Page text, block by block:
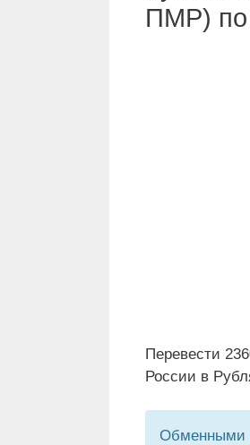
ПМР) по
Перевести
России в
Обменными